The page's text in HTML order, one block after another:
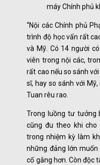
máy Chính phủ
“Nội các Chính phủ
trình độ học vấn rất
và Mỹ. Có 14 người
viên trong nội các,
rất cao nếu so sánh
sĩ, hay so sánh với
Tuan rêu rao.
Trong luồng tư tưởng
cũng đu theo khi cho
trong nhiệm kỳ làm
những đảng lớn
cố gắng hơn. Còn độc